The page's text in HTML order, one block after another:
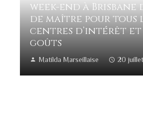
week-end à Brisbane
de maître pour tous
centres d’intérêt et
goûts
Matilda Marseillaise 20